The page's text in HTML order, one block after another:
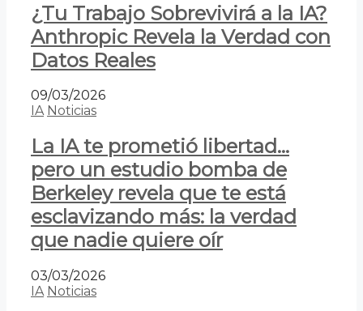
¿Tu Trabajo Sobrevivirá a la IA?
Anthropic Revela la Verdad con
Datos Reales
09/03/2026
IA Noticias
La IA te prometió libertad…
pero un estudio bomba de
Berkeley revela que te está
esclavizando más: la verdad
que nadie quiere oír
03/03/2026
IA Noticias